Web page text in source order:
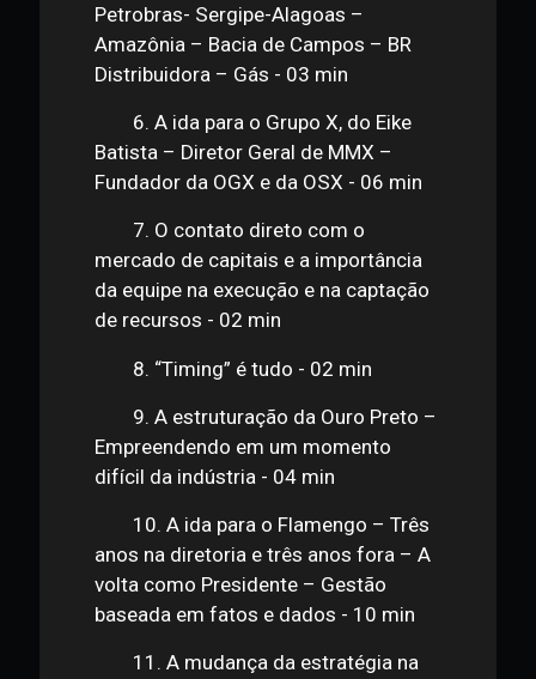
4. Estudou psicologia para
entender melhor as pessoas - 01 min
Petrobras- Sergipe-Alagoas –
Amazônia – Bacia de Campos – BR
Distribuidora – Gás - 03 min
6. A ida para o Grupo X, do Eike
Batista – Diretor Geral de MMX –
Fundador da OGX e da OSX - 06 min
7. O contato direto com o
mercado de capitais e a importância
da equipe na execução e na captação
de recursos - 02 min
9. A estruturação da Ouro Preto –
Empreendendo em um momento
difícil da indústria - 04 min
10. A ida para o Flamengo – Três